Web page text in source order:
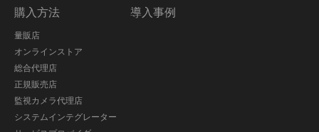
購入方法
量販店
オンラインストア
総合代理店
正規販売店
監視カメラ代理店
システムインテグレーター
導入事例